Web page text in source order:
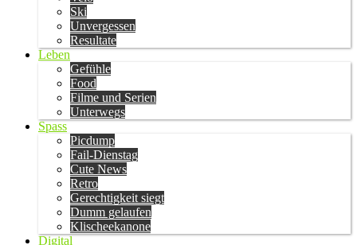
Ski
Unvergessen
Resultate
Leben
Gefühle
Food
Filme und Serien
Unterwegs
Spass
Picdump
Fail-Dienstag
Cute News
Retro
Gerechtigkeit siegt
Dumm gelaufen
Klischeekanone
Digital